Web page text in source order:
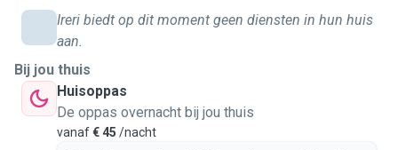
From a very young age I had to learn how to administer oral
researcher I also had to learn how to administer
subcutaneous and intraperitoneal medications to lab
animals (but I honestly don't like it very much).
Ireri biedt op dit moment geen diensten in hun huis
aan.
Bij jou thuis
Huisoppas
De oppas overnacht bij jou thuis
vanaf€ 45 /nacht